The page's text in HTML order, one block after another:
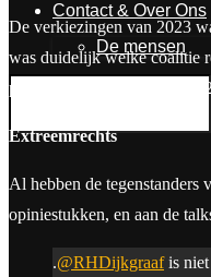
Contact & Over Ons
De mensen
De verkiezingen van 2023
was duidelijk welke coalitie
peilingen is sinds november
Extreemrechts
Al hebben de tegenstanders
opiniestukken, en aan de
.@RHDijkgraafis niet